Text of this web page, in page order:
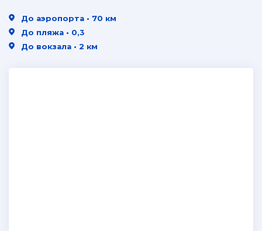
До аэропорта • 70 км
До пляжа • 0,3
До вокзала • 2 км